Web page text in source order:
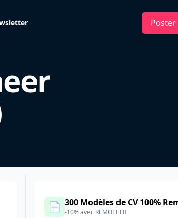
📄 300 Modèles de CV 100%
-10% avec REMOTEFR